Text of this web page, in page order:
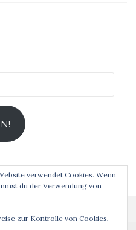
verwendet Cookies. Wenn
du der Verwendung von
zur Kontrolle von Cookies,